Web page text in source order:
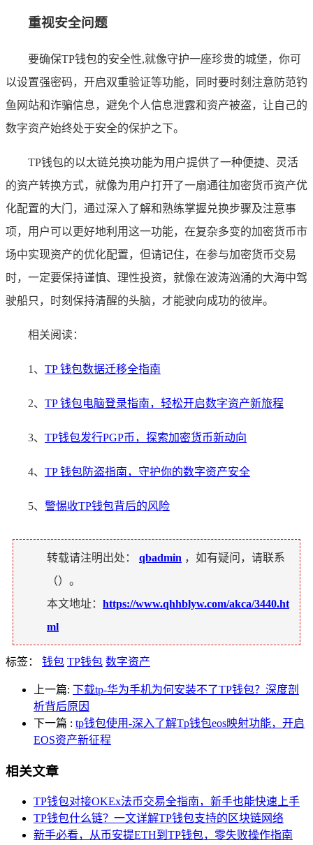
重视安全问题
要确保TP钱包的安全性,就像守护一座珍贵的城堡，你可
以设置强密码，开启双重验证等功能，同时要时刻注意防范钓
鱼网站和诈骗信息，避免个人信息泄露和资产被盗，让自己的
数字资产始终处于安全的保护之下。
TP钱包的以太链兑换功能为用户提供了一种便捷、灵活
的资产转换方式，就像为用户打开了一扇通往加密货币资产优
化配置的大门，通过深入了解和熟练掌握兑换步骤及注意事
项，用户可以更好地利用这一功能，在复杂多变的加密货币市
场中实现资产的优化配置，但请记住，在参与加密货币交易
时，一定要保持谨慎、理性投资，就像在波涛汹涌的大海中驾
驶船只，时刻保持清醒的头脑，才能驶向成功的彼岸。
相关阅读：
1、 TP 钱包数据迁移全指南
2、 TP 钱包电脑登录指南，轻松开启数字资产新旅程
3、 TP钱包发行PGP币，探索加密货币新动向
4、 TP 钱包防盗指南，守护你的数字资产安全
5、 警惕收TP钱包背后的风险
转载请注明出处： qbadmin ，如有疑问，请联系
（）。
本文地址： https://www.qhhblyw.com/akca/3440.ht
ml
标签： 钱包 TP钱包 数字资产
上一篇: 下载tp-华为手机为何安装不了TP钱包？深度剖
析背后原因
下一篇 : tp钱包使用-深入了解Tp钱包eos映射功能，开启
EOS资产新征程
相关文章
TP钱包对接OKEx法币交易全指南，新手也能快速上手
TP钱包什么链？一文详解TP钱包支持的区块链网络
新手必看，从币安提ETH到TP钱包，零失败操作指南